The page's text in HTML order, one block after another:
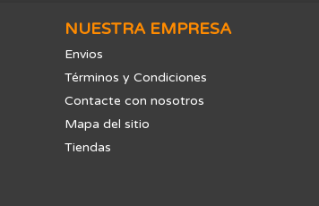
NUESTRA EMPRESA
Envios
Términos y Condiciones
Contacte con nosotros
Mapa del sitio
Tiendas